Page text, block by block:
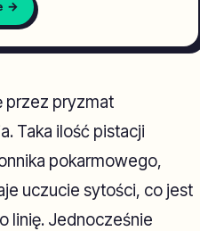
→
przez pryzmat
Taka ilość pistacji
pokarmowego,
uczucie sytości, co jest
linię. Jednocześnie